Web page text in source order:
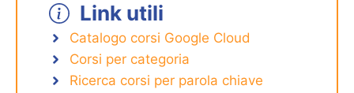
Link utili
Catalogo corsi Google Cloud
Corsi per categoria
Ricerca corsi per parola chiave